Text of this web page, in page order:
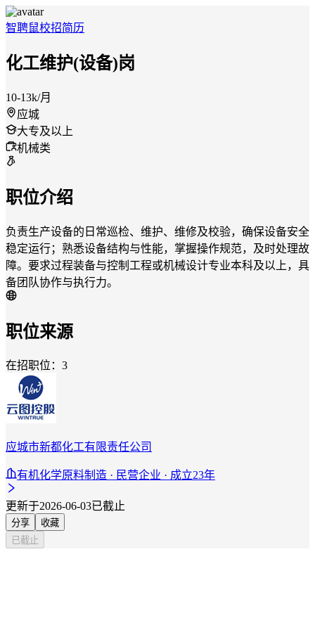
智聘鼠校招简历
化工维护(设备)岗
10-13k/月
应城
大专及以上
机械类
职位介绍
负责生产设备的日常巡检、维护、维修及校验，确保设备安全
稳定运行；熟悉设备结构与性能，掌握操作规范，及时处理故
障。要求过程装备与控制工程或机械设计专业本科及以上，具
备团队协作与执行力。
职位来源
在招职位：3
应城市新都化工有限责任公司
有机化学原料制造 · 民营企业 · 成立23年
更新于2026-06-03已截止
分享
收藏
已截止